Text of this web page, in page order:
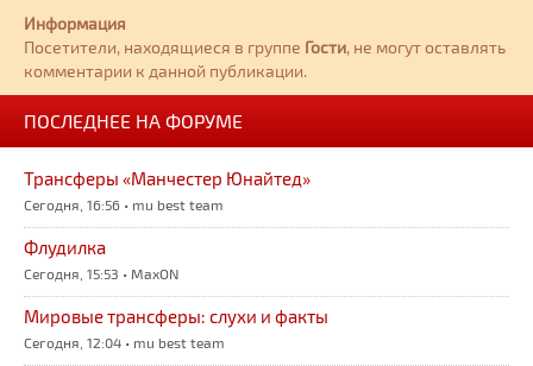
Информация
Посетители, находящиеся в группе Гости, не могут оставлять
комментарии к данной публикации.
ПОСЛЕДНЕЕ НА ФОРУМЕ
Трансферы «Манчестер Юнайтед»
Сегодня, 16:56 • mu best team
Флудилка
Сегодня, 15:53 • MaxON
Мировые трансферы: слухи и факты
Сегодня, 12:04 • mu best team